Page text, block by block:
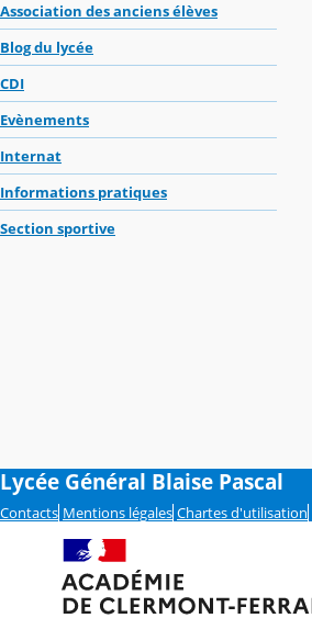
Association des anciens élèves
Blog du lycée
CDI
Evènements
Internat
Informations pratiques
Section sportive
Lycée Général Blaise Pascal
Contacts Mentions légales Chartes d'utilisation